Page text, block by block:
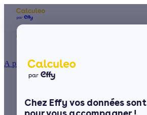
Chez Effy vos données
À propos
Ma Prime Rénov'
Le chèque énergie
Aides